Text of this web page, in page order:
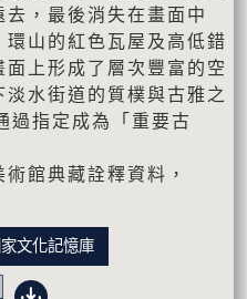
，最後消失在畫面中
山的紅色瓦屋及高低錯
上形成了層次豐富的空
水街道的質樸與古雅之
過指定成為「重要古
館典藏詮釋資料，
家文化記憶庫